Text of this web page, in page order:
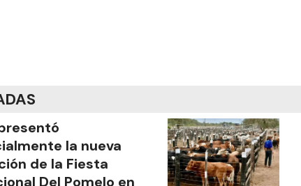
la nueva
de la Fiesta
Del Pomelo en